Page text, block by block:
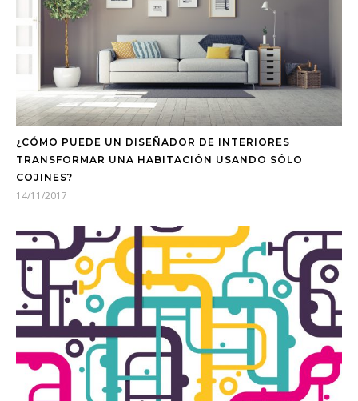
¿CÓMO PUEDE UN DISEÑADOR DE INTERIORES
TRANSFORMAR UNA HABITACIÓN USANDO SÓLO
COJINES?
14/11/2017